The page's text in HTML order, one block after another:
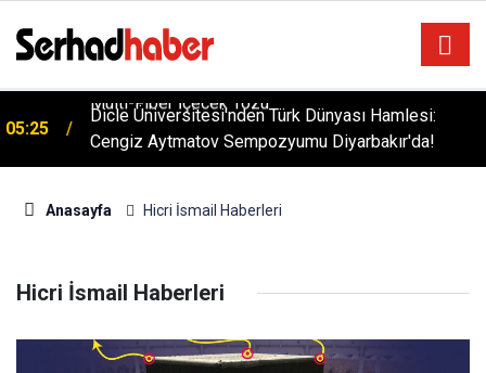
Sağlıklı Beslenmede Yeni Trend: Düşük Kalorili
Multi-Fiber İçecek Tozu
05:25
Dicle Üniversitesi'nden Türk Dünyası Hamlesi:
Cengiz Aytmatov Sempozyumu Diyarbakır'da!
Anasayfa Hicri İsmail Haberleri
Hicri İsmail Haberleri